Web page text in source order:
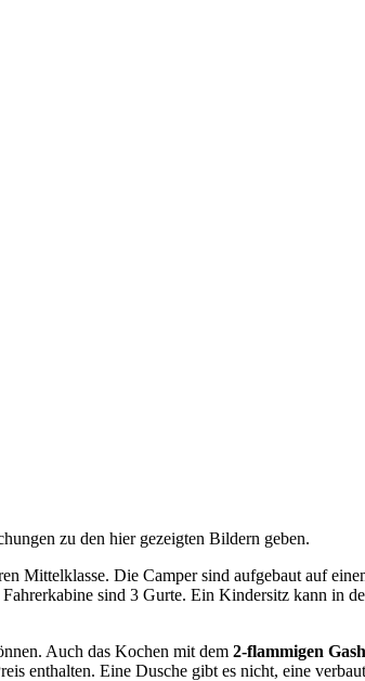
zu den hier gezeigten Bildern geben.
Mittelklasse. Die Camper sind aufgebaut auf
sind 3 Gurte. Ein Kindersitz kann in
Auch das Kochen mit dem 2-flammigen
enthalten. Eine Dusche gibt es nicht, eine